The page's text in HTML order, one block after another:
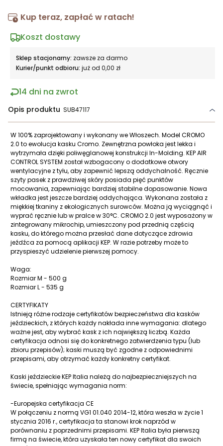
Kup teraz, zapłać w ratach!
Koszt dostawy
Sklep stacjonarny: zawsze za darmo
Kurier/punkt odbioru: już od 0,00 zł
14 dni na zwrot
Opis produktu SUB47117
W 100% zaprojektowany i wykonany we Włoszech. Model CROMO
2.0 to ewolucja kasku Cromo. Zewnętrzna powłoka jest lekka i
wytrzymała dzięki poliwęglanowej konstrukcji In-Molding. KEP AIR
CONTROL SYSTEM został wzbogacony o dodatkowe otwory
wentylacyjne z tyłu, aby zapewnić lepszą oddychalność. Ręcznie
szyty pasek z prawdziwej skóry posiada pięć punktów
mocowania, zapewniając bardziej stabilne dopasowanie. Nowa
wkładka jest jeszcze bardziej oddychająca. Wykonana została z
miękkiej tkaniny z ekologicznych surowców. Można ją wyciągnąć i
wyprać ręcznie lub w pralce w 30°C. CROMO 2.0 jest wyposażony w
zintegrowany mikrochip, umieszczony pod przednią częścią
kasku, do którego można przesłać dane dotyczące zdrowia
jeźdźca za pomocą aplikacji KEP. W razie potrzeby może to
przyspieszyć udzielenie pierwszej pomocy.
Waga:
Rozmiar M - 500 g
Rozmiar L - 535 g
CERTYFIKATY
Istnieją różne rodzaje certyfikatów bezpieczeństwa dla kasków
jeździeckich, z których każdy nakłada inne wymagania: dlatego
ważne jest, aby wybrać kask z ich największą liczbą. Każda
certyfikacja odnosi się do konkretnego zatwierdzenia typu (lub
zbioru przepisów); kaski muszą być zgodne z odpowiednimi
przepisami, aby otrzymać każdy konkretny certyfikat.
Kaski jeździeckie KEP Italia należą do najbezpieczniejszych na
świecie, spełniając wymagania norm:
-Europejska certyfikacja CE
W połączeniu z normą VG1 01.040 2014-12, która weszła w życie 1
stycznia 2016 r., certyfikacja ta stanowi krok naprzód w
porównaniu z poprzednimi przepisami. KEP Italia była pierwszą
firmą na świecie, która uzyskała ten nowy certyfikat dla swoich